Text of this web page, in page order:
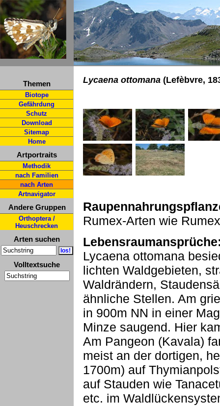
Themen
Biotope
Gefährdung
Schutz
Download
Sitemap
Home
Artportraits
Methodik
nach Familien
nach Arten
Artnavigator
Andere Gruppen
Orthoptera /
Heuschrecken
Arten suchen
Volltextsuche
Lycaena ottomana (Lefèbvre,
Rumex-Arten wie
Lycaena ottomana
lichten Waldgebieten,
Waldrändern,
ähnliche Stellen. Am
in 900m NN in einer
Minze saugend. Hier
Am Pangeon (Kavala)
meist an der dortigen,
1700m) auf
auf Stauden wie
etc. im